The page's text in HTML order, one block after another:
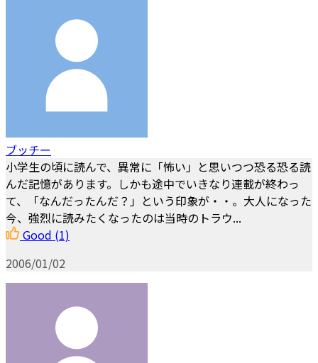
ブッチー
小学生の頃に読んで、異常に「怖い」と思いつつ恐る恐る読
んだ記憶があります。しかも途中でいきなり連載が終わっ
て、「なんだったんだ？」という印象が・・。大人になった
今、強烈に読みたくなったのは当時のトラウ...
Good (1)
2006/01/02